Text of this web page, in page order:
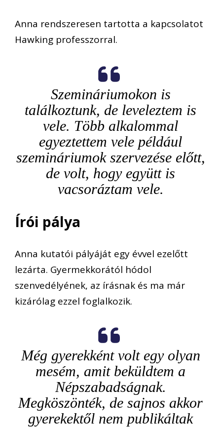
Anna rendszeresen tartotta a kapcsolatot
Hawking professzorral.
Szemináriumokon is
találkoztunk, de leveleztem is
vele. Több alkalommal
egyeztettem vele például
szemináriumok szervezése előtt,
de volt, hogy együtt is
vacsoráztam vele.
Írói pálya
Anna kutatói pályáját egy évvel ezelőtt
lezárta. Gyermekkorától hódol
szenvedélyének, az írásnak és ma már
kizárólag ezzel foglalkozik.
Még gyerekként volt egy olyan
mesém, amit beküldtem a
Népszabadságnak.
Megköszönték, de sajnos akkor
gyerekektől nem publikáltak